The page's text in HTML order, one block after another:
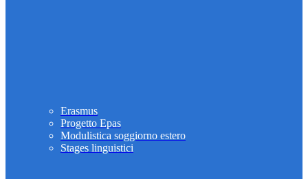
Erasmus
Progetto Epas
Modulistica soggiorno estero
Stages linguistici